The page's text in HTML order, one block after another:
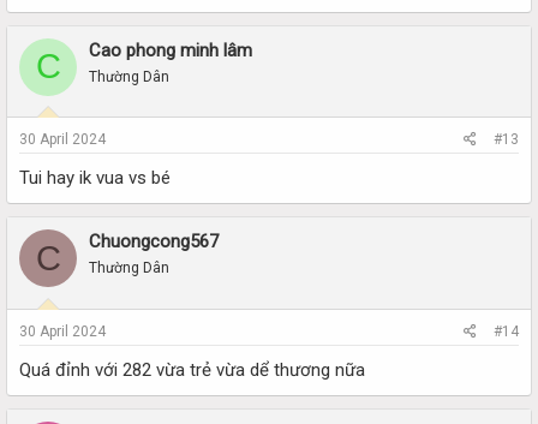
C Cao phong minh lâm
Thường Dân
30 April 2024 #13
Tui hay ik vua vs bé
C Chuongcong567
Thường Dân
30 April 2024 #14
Quá đỉnh với 282 vừa trẻ vừa dể thương nữa